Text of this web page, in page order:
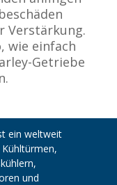
Verstärkung.
wie einfach
Getriebe
ein weltweit
und